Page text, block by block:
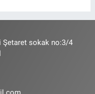
Şetaret sokak no:3/4